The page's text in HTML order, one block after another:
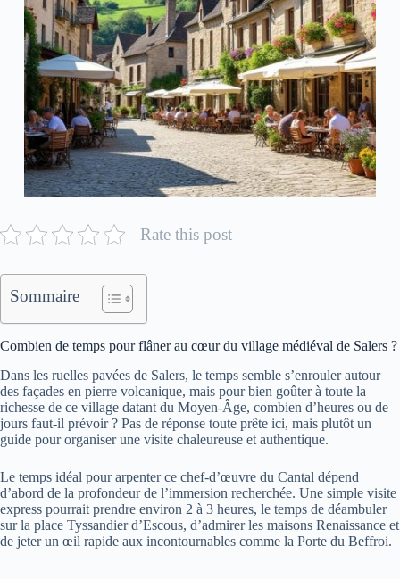
Rate this post
Sommaire
Combien de temps pour flâner au cœur du village médiéval de Salers ?
Dans les ruelles pavées de Salers, le temps semble s’enrouler autour
des façades en pierre volcanique, mais pour bien goûter à toute la
richesse de ce village datant du Moyen-Âge, combien d’heures ou de
jours faut-il prévoir ? Pas de réponse toute prête ici, mais plutôt un
guide pour organiser une visite chaleureuse et authentique.
Le temps idéal pour arpenter ce chef-d’œuvre du Cantal dépend
d’abord de la profondeur de l’immersion recherchée. Une simple visite
express pourrait prendre environ 2 à 3 heures, le temps de déambuler
sur la place Tyssandier d’Escous, d’admirer les maisons Renaissance et
de jeter un œil rapide aux incontournables comme la Porte du Beffroi.